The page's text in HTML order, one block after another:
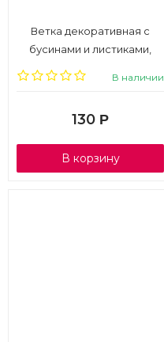
Ветка декоративная с
бусинами и листиками,
60см, золотой, 1/6
В наличии
130 Р
В корзину